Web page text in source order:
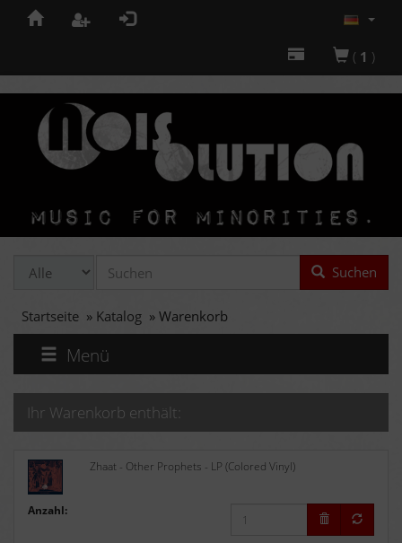
( 1 )
Suchen
Startseite » Katalog » Warenkorb
Menü
Ihr Warenkorb enthält:
Zhaat - Other Prophets - LP (Colored Vinyl)
Anzahl: